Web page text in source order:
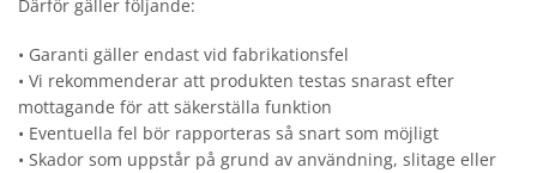
Därför gäller följande:
• Garanti gäller endast vid fabrikationsfel
• Vi rekommenderar att produkten testas snarast efter
mottagande för att säkerställa funktion
• Eventuella fel bör rapporteras så snart som möjligt
• Skador som uppstår på grund av användning, slitage eller